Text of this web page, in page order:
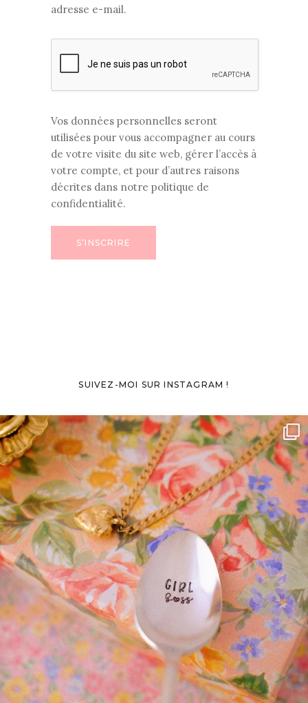
adresse e-mail.
Vos données personnelles seront
utilisées pour vous accompagner au cours
de votre visite du site web, gérer l’accès à
votre compte, et pour d’autres raisons
décrites dans notre politique de
confidentialité.
S’INSCRIRE
SUIVEZ-MOI SUR INSTAGRAM !